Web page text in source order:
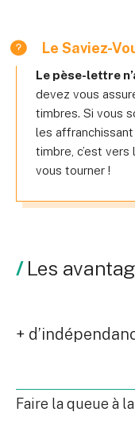
Le Saviez-
Le pèse-lettre
devez vous
timbres. Si vous
les
timbre, c’est vers
vous tourner !
Les
+
Faire la queue à